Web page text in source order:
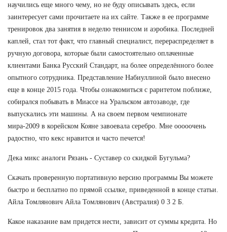
научились еще много чему, но не буду описывать здесь, если
заинтересует сами прочитаете на их сайте. Также в ее программе
тренировок два занятия в неделю теннисом и аэробика. Последней
каплей, стал тот факт, что главный специалист, перераспределяет в
ручную договора, которые были самостоятельно оплаченные
клиентами Банка Русский Стандарт, на более определённого более
опытного сотрудника. Представление Набиуллиной было внесено
еще в конце 2015 года. Чтобы ознакомиться с раритетом поближе,
собирался побывать в Миассе на Уральском автозаводе, где
выпускались эти машины. А на своем первом чемпионате
мира-2009 в корейском Кояне завоевала серебро. Мне ооооочень
радостно, что кекс нравится и часто печется!
Дека микс аналоги Рязань - Суставер со скидкой Бугульма?
Скачать проверенную портативную версию программы Вы можете
быстро и бесплатно по прямой ссылке, приведенной в конце статьи.
Айла Томлянович Айла Томлянович (Австралия) 0 3 2 Б.
Какое наказание вам придется нести, зависит от суммы кредита. Но